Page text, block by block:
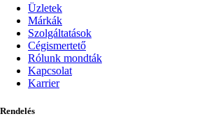
Üzletek
Márkák
Szolgáltatások
Cégismertető
Rólunk mondták
Kapcsolat
Karrier
Rendelés